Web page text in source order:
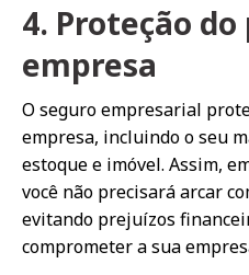
4. Proteção
empresa
O seguro empresarial
empresa, incluindo o seu
estoque e imóvel. Assim,
você não precisará arcar
evitando prejuízos
comprometer a sua